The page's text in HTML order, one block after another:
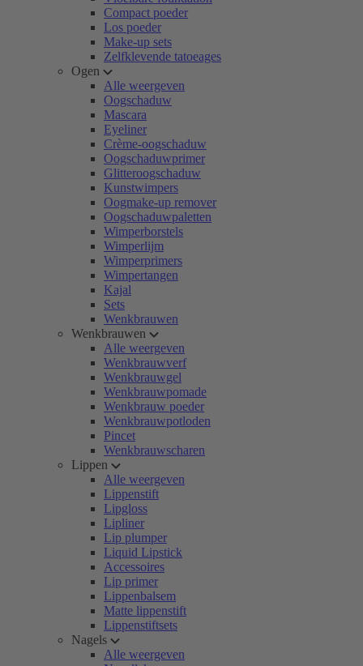
Compact poeder
Los poeder
Make-up sets
Zelfklevende tatoeages
Ogen
Alle weergeven
Oogschaduw
Mascara
Eyeliner
Crème-oogschaduw
Oogschaduwprimer
Glitteroogschaduw
Kunstwimpers
Oogmake-up remover
Oogschaduwpaletten
Wimperborstels
Wimperlijm
Wimperprimers
Wimpertangen
Kajal
Sets
Wenkbrauwen
Wenkbrauwen
Alle weergeven
Wenkbrauwverf
Wenkbrauwgel
Wenkbrauwpomade
Wenkbrauw poeder
Wenkbrauwpotloden
Pincet
Wenkbrauwscharen
Lippen
Alle weergeven
Lippenstift
Lipgloss
Lipliner
Lip plumper
Liquid Lipstick
Accessoires
Lip primer
Lippenbalsem
Matte lippenstift
Lippenstiftsets
Nagels
Alle weergeven